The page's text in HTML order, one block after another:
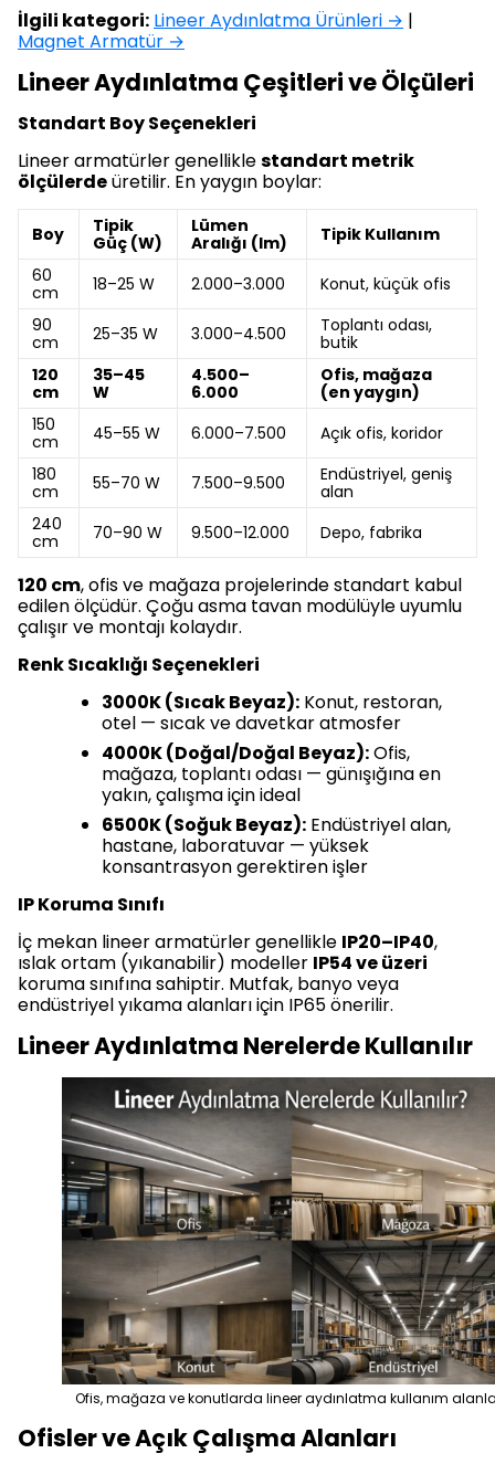
İlgili kategori: Lineer Aydınlatma Ürünleri → |
Magnet Armatür →
Lineer Aydınlatma Çeşitleri ve Ölçüleri
Standart Boy Seçenekleri
Lineer armatürler genelliklestandart metrik
ölçülerdeüretilir. En yaygın boylar:
Boy
Tipik
Güç (W)
Lümen
Aralığı (lm)
Tipik Kullanım
60
cm
18–25 W 2.000–3.000
Konut, küçük ofis
90
cm
25–35 W 3.000–4.500
Toplantı odası,
butik
120
cm
35–45
W
4.500–
6.000
Ofis, mağaza
(en yaygın)
150
cm
45–55 W 6.000–7.500
Açık ofis, koridor
180
cm
55–70 W 7.500–9.500
Endüstriyel, geniş
alan
240
cm
70–90 W 9.500–12.000 Depo, fabrika
120 cm, ofis ve mağaza projelerinde standart kabul
edilen ölçüdür. Çoğu asma tavan modülüyle uyumlu
çalışır ve montajı kolaydır.
Renk Sıcaklığı Seçenekleri
3000K (Sıcak Beyaz): Konut, restoran,
otel — sıcak ve davetkar atmosfer
4000K (Doğal/Doğal Beyaz):Ofis,
mağaza, toplantı odası — günışığına en
yakın, çalışma için ideal
6500K (Soğuk Beyaz): Endüstriyel alan,
hastane, laboratuvar — yüksek
konsantrasyon gerektiren işler
IP Koruma Sınıfı
İç mekan lineer armatürler genellikle IP20–IP40,
ıslak ortam (yıkanabilir) modeller IP54 ve üzeri
koruma sınıfına sahiptir. Mutfak, banyo veya
endüstriyel yıkama alanları için IP65 önerilir.
Lineer Aydınlatma Nerelerde Kullanılır
Ofis, mağaza ve konutlarda lineer aydınlatma kullanım
Ofisler ve Açık Çalışma Alanları